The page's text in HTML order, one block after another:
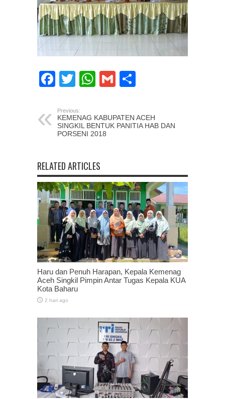
Facebook
TwitterWhatsApp
Gmail
Previous:
KEMENAG KABUPATEN ACEH
SINGKIL BENTUK PANITIA HAB DAN
PORSENI 2018
RELATED ARTICLES
Haru dan Penuh Harapan, Kepala Kemenag
Aceh Singkil Pimpin Antar Tugas Kepala KUA
Kota Baharu
2 hari ago